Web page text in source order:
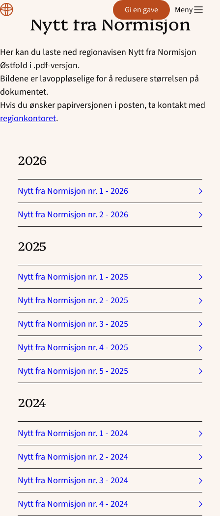
innhold
Region
Østfold Gi en gave Meny
Nytt fra Normisjon
Her kan du laste ned regionavisen Nytt fra Normisjon
Østfold i .pdf-versjon.
Bildene er lavoppløselige for å redusere størrelsen på
dokumentet.
Hvis du ønsker papirversjonen i posten, ta kontakt med
regionkontoret.
2026
Nytt fra Normisjon nr. 1 - 2026
Nytt fra Normisjon nr. 2 - 2026
2025
Nytt fra Normisjon nr. 1 - 2025
Nytt fra Normisjon nr. 2 - 2025
Nytt fra Normisjon nr. 3 - 2025
Nytt fra Normisjon nr. 4 - 2025
Nytt fra Normisjon nr. 5 - 2025
2024
Nytt fra Normisjon nr. 1 - 2024
Nytt fra Normisjon nr. 2 - 2024
Nytt fra Normisjon nr. 3 - 2024
Nytt fra Normisjon nr. 4 - 2024